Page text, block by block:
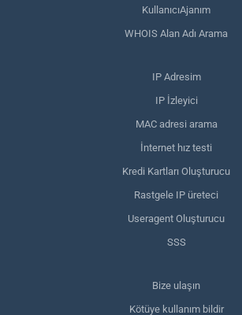
KullanıcıAjanım
WHOIS Alan Adı Arama
IP Adresim
IP İzleyici
MAC adresi arama
İnternet hız testi
Kredi Kartları Oluşturucu
Rastgele IP üreteci
Useragent Oluşturucu
SSS
Bize ulaşın
Kötüye kullanım bildir